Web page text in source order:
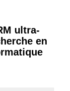
ultra-
en